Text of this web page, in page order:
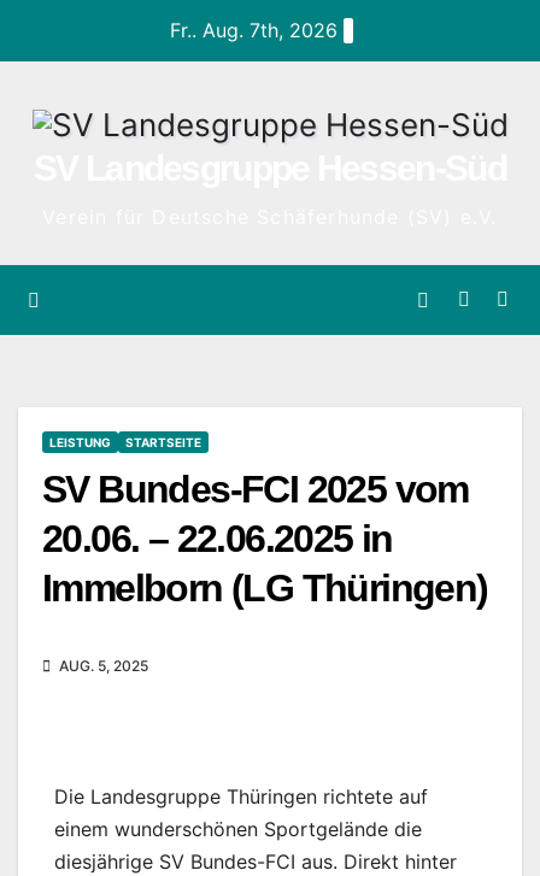
Fr.. Aug. 7th, 2026
LEISTUNG STARTSEITE
SV Bundes-FCI 2025 vom
20.06. – 22.06.2025 in
Immelborn (LG Thüringen)
AUG. 5, 2025
Die Landesgruppe Thüringen richtete auf
einem wunderschönen Sportgelände die
diesjährige SV Bundes-FCI aus. Direkt hinter